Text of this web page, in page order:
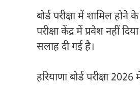
बोर्ड परीक्षा में शामिल
परीक्षा केंद्र में प्रवेश नहीं
सलाह दी गई है।
हरियाणा बोर्ड परीक्षा